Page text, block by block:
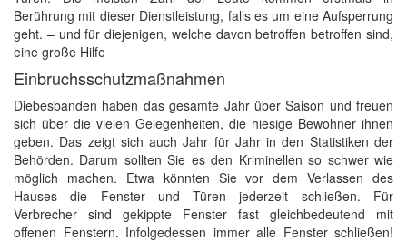
Berührung mit dieser Dienstleistung, falls es um eine Aufsperrung
geht. – und für diejenigen, welche davon betroffen betroffen sind,
eine große Hilfe
Einbruchsschutzmaßnahmen
Diebesbanden haben das gesamte Jahr über Saison und freuen
sich über die vielen Gelegenheiten, die hiesige Bewohner ihnen
geben. Das zeigt sich auch Jahr für Jahr in den Statistiken der
Behörden. Darum sollten Sie es den Kriminellen so schwer wie
möglich machen. Etwa könnten Sie vor dem Verlassen des
Hauses die Fenster und Türen jederzeit schließen. Für
Verbrecher sind gekippte Fenster fast gleichbedeutend mit
offenen Fenstern. Infolgedessen immer alle Fenster schließen!